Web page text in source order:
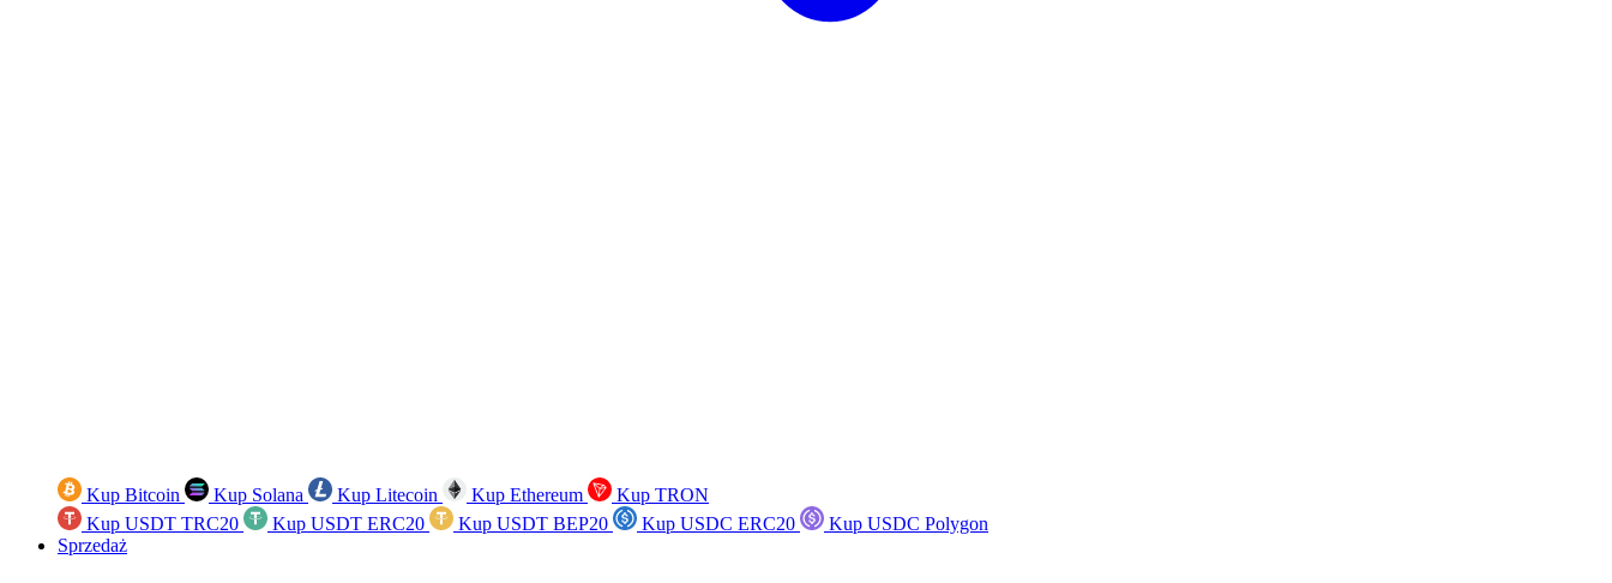
Kup Bitcoin Kup Solana Kup Litecoin Kup Ethereum
Kup TRON
Kup USDT TRC20
Kup USDT ERC20 Kup USDT BEP20 Kup USDC ERC20
Kup USDC Polygon
Sprzedaż